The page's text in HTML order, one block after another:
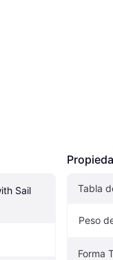
Sail
Tabla
Peso
Forma